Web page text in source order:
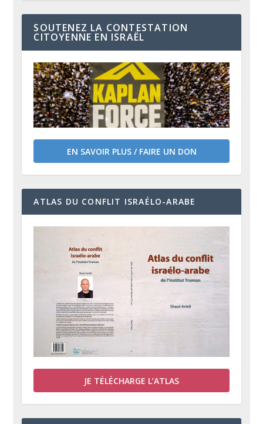
SOUTENEZ LA CONTESTATION
CITOYENNE EN ISRAËL
EN SAVOIR PLUS / FAIRE UN DON
ATLAS DU CONFLIT ISRAÉLO-ARABE
JE TÉLÉCHARGE L’ATLAS